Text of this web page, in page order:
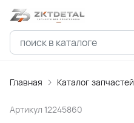
Главная Каталог запчастей
Артикул 12245860